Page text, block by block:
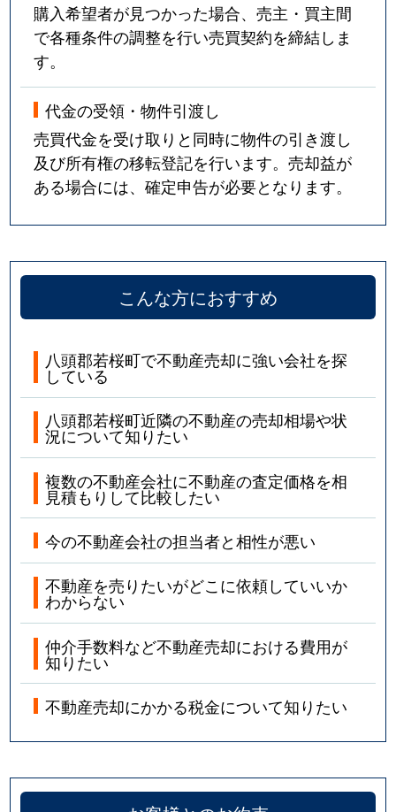
購入希望者が見つかった場合、売主・買主間
で各種条件の調整を行い売買契約を締結しま
す。
代金の受領・物件引渡し
売買代金を受け取りと同時に物件の引き渡し
及び所有権の移転登記を行います。売却益が
ある場合には、確定申告が必要となります。
こんな方におすすめ
八頭郡若桜町で不動産売却に強い会社を探
している
八頭郡若桜町近隣の不動産の売却相場や状
況について知りたい
複数の不動産会社に不動産の査定価格を相
見積もりして比較したい
今の不動産会社の担当者と相性が悪い
不動産を売りたいがどこに依頼していいか
わからない
仲介手数料など不動産売却における費用が
知りたい
不動産売却にかかる税金について知りたい